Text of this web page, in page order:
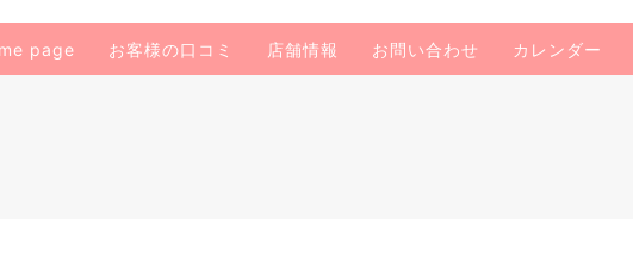
page お客様の口コミ 店舗情報 お問い合わせ カレンダー